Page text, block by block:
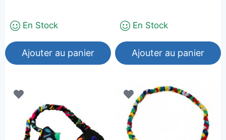
En Stock
Ajouter au panier
En Stock
Ajouter au panier